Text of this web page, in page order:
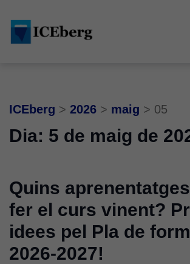
main
content
footer
ICEberg > 2026 > maig > 05
Dia: 5 de maig de
Quins
fer el curs vinent?
idees pel Pla de
2026-2027!